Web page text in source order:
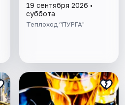
19 сентября 2026 •
суббота
Теплоход “ПУРГА"